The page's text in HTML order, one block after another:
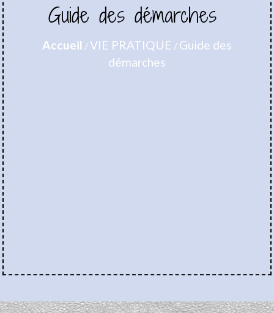
Guide des démarches
Accueil /VIE PRATIQUE / Guide des
démarches